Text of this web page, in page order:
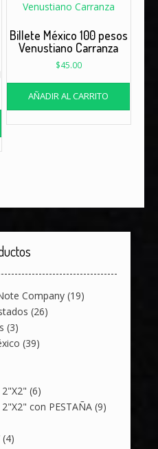
Billete México 100 pesos
Venustiano Carranza
$45.00
AÑADIR AL CARRITO
Company (19)
(26)
(3)
(39)
(6)
con PESTAÑA (9)
(4)